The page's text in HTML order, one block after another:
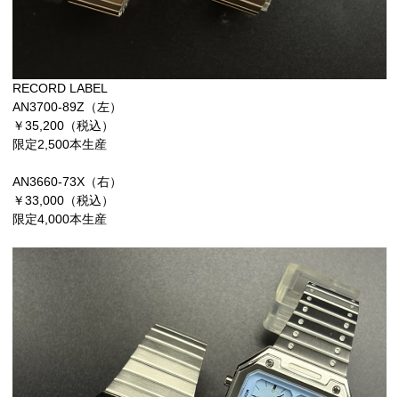
RECORD LABEL
AN3700-89Z（左）
￥35,200（税込）
限定2,500本生産
AN3660-73X（右）
￥33,000（税込）
限定4,000本生産